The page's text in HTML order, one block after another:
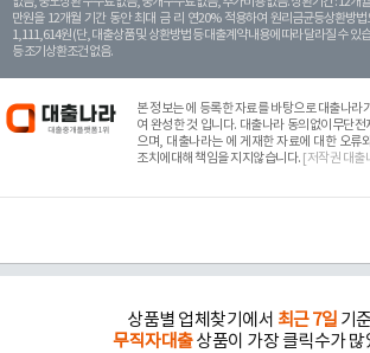
만원을 12개월 기간 동안 최대 금 리 연20% 적용하여 원리금균등상환방
1,111,614원 (단, 대출상품 및 상환방법 등 대출계약 내용에 따라 달라질 수 있
등 조기상환조건 없음.
본 정보는에 등록한 자료를 바탕으로 대출나라
여 완성한 것 입니다. 대출나라 동의없이무단
으며, 대출나라는 에 게재한 자료에 대한 오류
조치에대해 책임을 지지않습니다. [저작권 대출
상품별 업체찾기에서 최근 7일 기
무직자대출상품이 가장 클릭수가 많